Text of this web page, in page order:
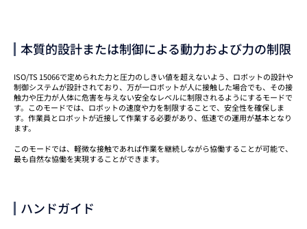
本質的設計または制御による動力および力の制限
ISO/TS 15066で定められた力と圧力のしきい値を超えないよう、ロボットの設計や
制御システムが設計されており、万が一ロボットが人に接触した場合でも、その接
触力や圧力が人体に危害を与えない安全なレベルに制限されるようにするモードで
す。このモードでは、ロボットの速度や力を制限することで、安全性を確保しま
す。作業員とロボットが近接して作業する必要があり、低速での運用が基本となり
ます。
このモードでは、軽微な接触であれば作業を継続しながら協働することが可能で、
最も自然な協働を実現することができます。
ハンドガイド